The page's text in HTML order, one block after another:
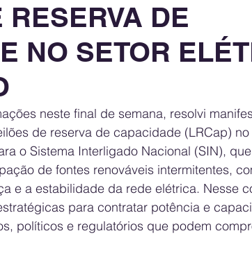
Public Policy Energy Policy Brand Perception
DE
NO SETOR
neste final de semana, resolvi
de reserva de capacidade (LRCap)
o Sistema Interligado Nacional (SIN),
de fontes renováveis intermitentes,
e a estabilidade da rede elétrica. Nesse
para contratar potência e
políticos e regulatórios que podem